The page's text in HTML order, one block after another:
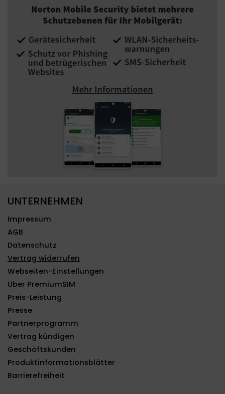
UNTERNEHMEN
Impressum
AGB
Datenschutz
Vertrag widerrufen
Webseiten-Einstellungen
Über PremiumSIM
Preis-Leistung
Presse
Partnerprogramm
Vertrag kündigen
Geschäftskunden
Produktinformationsblätter
Barrierefreiheit